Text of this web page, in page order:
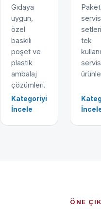
Gıdaya
uygun,
özel
baskılı
poşet ve
plastik
ambalaj
çözümleri.
Kategoriyi
İncele
Paket
servis
tek
servis
ÖNE